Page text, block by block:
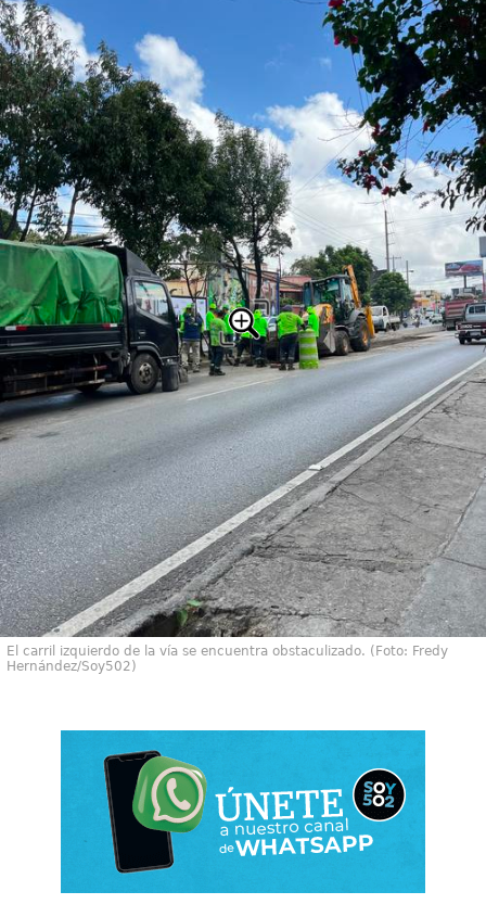
El carril izquierdo de la vía se encuentra obstaculizado. (Foto: Fredy
Hernández/Soy502)